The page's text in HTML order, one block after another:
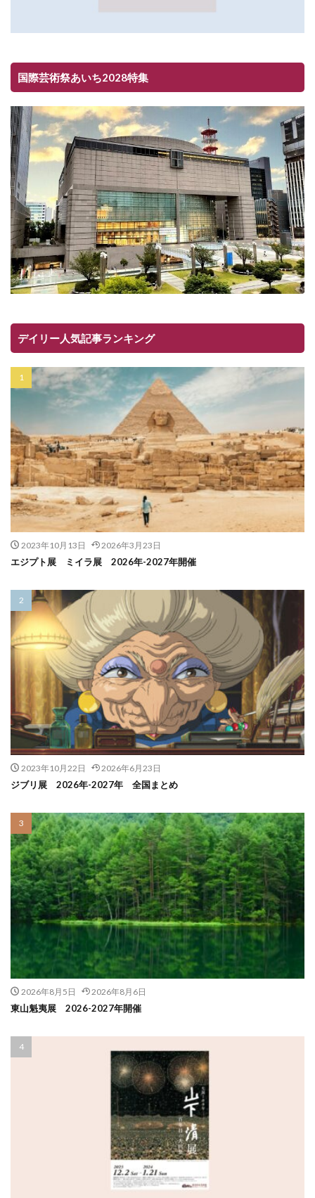
国際芸術祭あいち2028特集
デイリー人気記事ランキング
2023年10月13日 2026年3月23日
エジプト展 ミイラ展 2026年-2027年開催
2023年10月22日 2026年6月23日
ジブリ展 2026年-2027年 全国まとめ
2026年8月5日 2026年8月6日
東山魁夷展 2026-2027年開催